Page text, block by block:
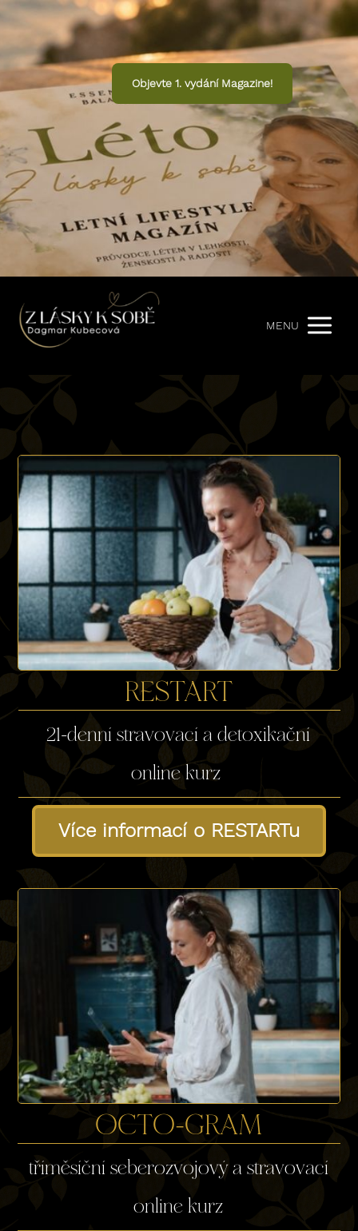
Objevte 1. vydání Magazine!
MENU
RESTART
21-denní stravovací a detoxikační
online kurz
Více informací o RESTARTu
OCTO-GRAM
tříměsíční seberozvojový a stravovací
online kurz